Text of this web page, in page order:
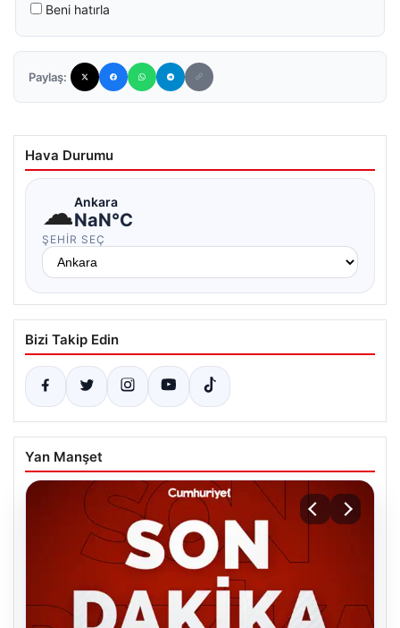
Beni hatırla
Paylaş:
Hava Durumu
☁Ankara
NaN°C
ŞEHIR SEÇ
Bizi Takip Edin
Yan Manşet